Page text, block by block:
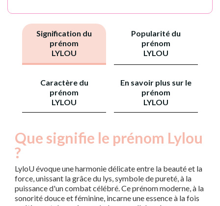
Signification du
prénom
LYLOU
Popularité du
prénom
LYLOU
Caractère du
prénom
LYLOU
En savoir plus sur le
prénom
LYLOU
Que signifie le prénom Lylou
?
LyloU évoque une harmonie délicate entre la beauté et la
force, unissant la grâce du lys, symbole de pureté, à la
puissance d'un combat célébré. Ce prénom moderne, à la
sonorité douce et féminine, incarne une essence à la fois